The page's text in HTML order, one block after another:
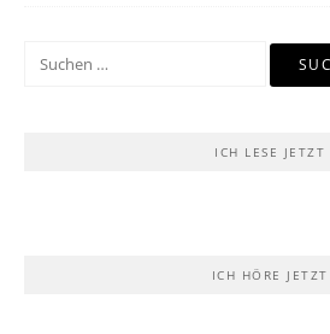
Suchen
ICH LESE JETZT
ICH HÖRE JETZT